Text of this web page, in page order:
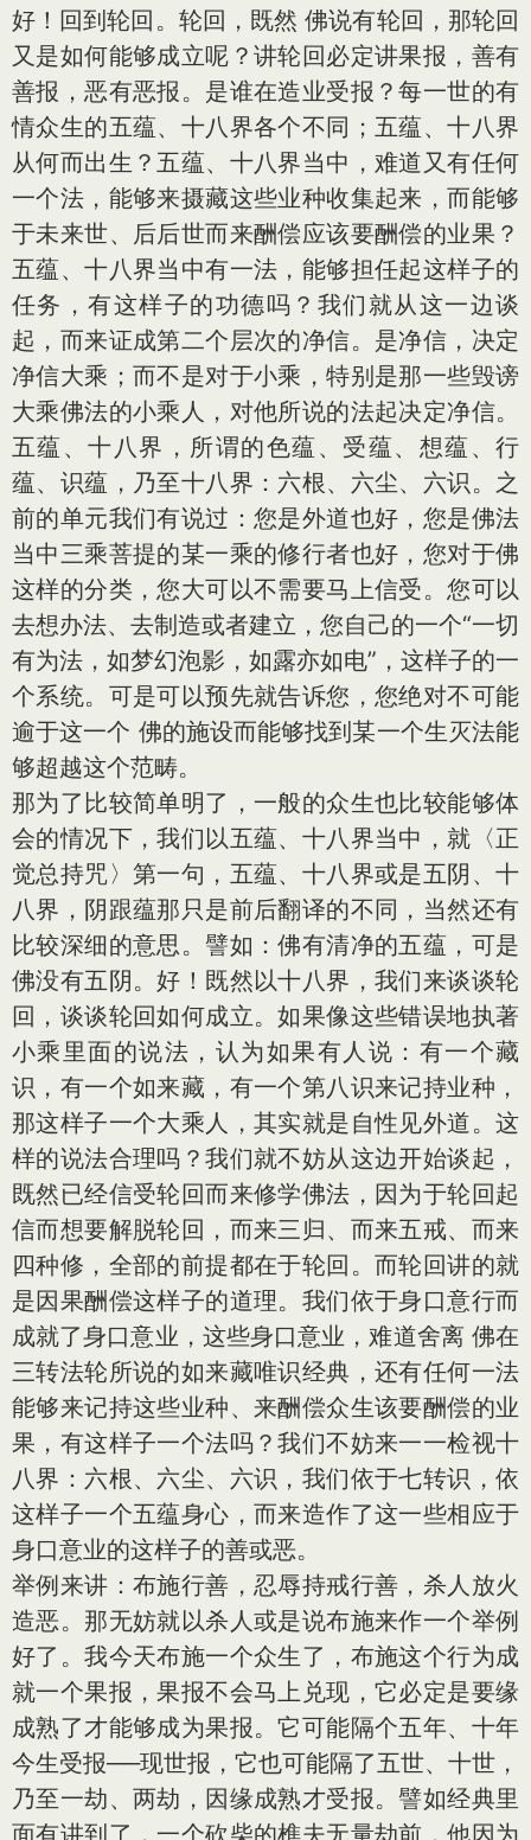
好！回到轮回。轮回，既然 佛说有轮回，那轮回
又是如何能够成立呢？讲轮回必定讲果报，善有
善报，恶有恶报。是谁在造业受报？每一世的有
情众生的五蕴、十八界各个不同；五蕴、十八界
从何而出生？五蕴、十八界当中，难道又有任何
一个法，能够来摄藏这些业种收集起来，而能够
于未来世、后后世而来酬偿应该要酬偿的业果？
五蕴、十八界当中有一法，能够担任起这样子的
任务，有这样子的功德吗？我们就从这一边谈
起，而来证成第二个层次的净信。是净信，决定
净信大乘；而不是对于小乘，特别是那一些毁谤
大乘佛法的小乘人，对他所说的法起决定净信。
五蕴、十八界，所谓的色蕴、受蕴、想蕴、行
蕴、识蕴，乃至十八界：六根、六尘、六识。之
前的单元我们有说过：您是外道也好，您是佛法
当中三乘菩提的某一乘的修行者也好，您对于佛
这样的分类，您大可以不需要马上信受。您可以
去想办法、去制造或者建立，您自己的一个“一切
有为法，如梦幻泡影，如露亦如电”，这样子的一
个系统。可是可以预先就告诉您，您绝对不可能
逾于这一个 佛的施设而能够找到某一个生灭法能
够超越这个范畴。
那为了比较简单明了，一般的众生也比较能够体
会的情况下，我们以五蕴、十八界当中，就〈正
觉总持咒〉第一句，五蕴、十八界或是五阴、十
八界，阴跟蕴那只是前后翻译的不同，当然还有
比较深细的意思。譬如：佛有清净的五蕴，可是
佛没有五阴。好！既然以十八界，我们来谈谈轮
回，谈谈轮回如何成立。如果像这些错误地执著
小乘里面的说法，认为如果有人说：有一个藏
识，有一个如来藏，有一个第八识来记持业种，
那这样子一个大乘人，其实就是自性见外道。这
样的说法合理吗？我们就不妨从这边开始谈起，
既然已经信受轮回而来修学佛法，因为于轮回起
信而想要解脱轮回，而来三归、而来五戒、而来
四种修，全部的前提都在于轮回。而轮回讲的就
是因果酬偿这样子的道理。我们依于身口意行而
成就了身口意业，这些身口意业，难道舍离 佛在
三转法轮所说的如来藏唯识经典，还有任何一法
能够来记持这些业种、来酬偿众生该要酬偿的业
果，有这样子一个法吗？我们不妨来一一检视十
八界：六根、六尘、六识，我们依于七转识，依
这样子一个五蕴身心，而来造作了这一些相应于
身口意业的这样子的善或恶。
举例来讲：布施行善，忍辱持戒行善，杀人放火
造恶。那无妨就以杀人或是说布施来作一个举例
好了。我今天布施一个众生了，布施这个行为成
就一个果报，果报不会马上兑现，它必定是要缘
成熟了才能够成为果报。它可能隔个五年、十年
今生受报──现世报，它也可能隔了五世、十世，
乃至一劫、两劫，因缘成熟才受报。譬如经典里
面有讲到了，一个砍柴的樵夫无量劫前，他因为